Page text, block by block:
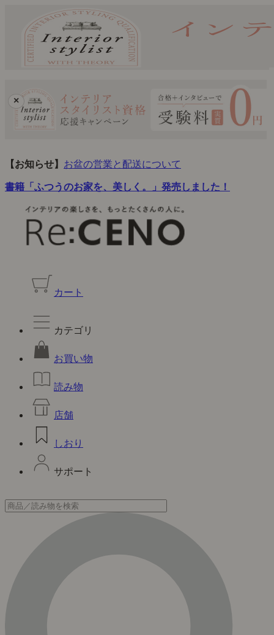
×
【お知らせ】 お盆の営業と配送について
書籍「ふつうのお家を、美しく。」発売しました！
カート
カテゴリ
お買い物
読み物
店舗
しおり
サポート